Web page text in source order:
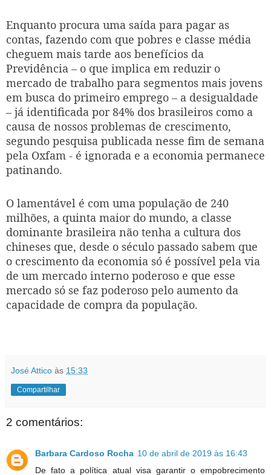
Enquanto procura uma saída para pagar as
contas, fazendo com que pobres e classe média
cheguem mais tarde aos benefícios da
Previdência – o que implica em reduzir o
mercado de trabalho para segmentos mais jovens
em busca do primeiro emprego – a desigualdade
– já identificada por 84% dos brasileiros como a
causa de nossos problemas de crescimento,
segundo pesquisa publicada nesse fim de semana
pela Oxfam - é ignorada e a economia permanece
patinando.
O lamentável é com uma população de 240
milhões, a quinta maior do mundo, a classe
dominante brasileira não tenha a cultura dos
chineses que, desde o século passado sabem que
o crescimento da economia só é possível pela via
de um mercado interno poderoso e que esse
mercado só se faz poderoso pelo aumento da
capacidade de compra da população.
José Attico às 15:33
Compartilhar
2 comentários:
Barbara Cardoso Rocha 10 de abril de 2019 às 16:43
De fato a política atual visa garantir o empobrecimento